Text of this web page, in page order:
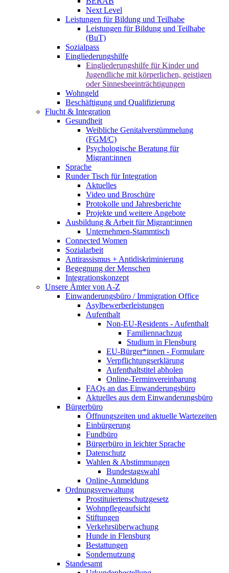
Next Level
Leistungen für Bildung und Teilhabe
Leistungen für Bildung und Teilhabe
(BuT)
Sozialpass
Eingliederungshilfe
Eingliederungshilfe für Kinder und
Jugendliche mit körperlichen, geistigen
oder Sinnesbeeinträchtigungen
Wohngeld
Beschäftigung und Qualifizierung
Flucht & Integration
Gesundheit
Weibliche Genitalverstümmelung
(FGM/C)
Psychologische Beratung für
Migrant:innen
Sprache
Runder Tisch für Integration
Aktuelles
Video und Broschüre
Protokolle und Jahresberichte
Projekte und weitere Angebote
Ausbildung & Arbeit für Migrant:innen
Unternehmen-Stammtisch
Connected Women
Sozialarbeit
Antirassismus + Antidiskriminierung
Begegnung der Menschen
Integrationskonzept
Unsere Ämter von A-Z
Einwanderungsbüro / Immigration Office
Asylbewerberleistungen
Aufenthalt
Non-EU-Residents - Aufenthalt
Familiennachzug
Studium in Flensburg
EU-Bürger*innen - Formulare
Verpflichtungserklärung
Aufenthaltstitel abholen
Online-Terminvereinbarung
FAQs an das Einwanderungsbüro
Aktuelles aus dem Einwanderungsbüro
Bürgerbüro
Öffnungszeiten und aktuelle Wartezeiten
Einbürgerung
Fundbüro
Bürgerbüro in leichter Sprache
Datenschutz
Wahlen & Abstimmungen
Bundestagswahl
Online-Anmeldung
Ordnungsverwaltung
Prostituiertenschutzgesetz
Wohnpflegeaufsicht
Stiftungen
Verkehrsüberwachung
Hunde in Flensburg
Bestattungen
Sondernutzung
Standesamt